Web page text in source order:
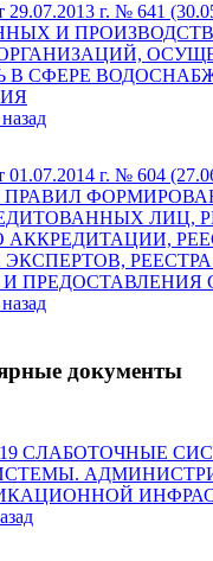
29.07.2013 г. № 641
И
В СФЕРЕ
01.07.2014 г. № 604
ЛИЦ,
ПРЕДОСТАВЛЕНИЯ
документы
СЛАБОТОЧНЫЕ